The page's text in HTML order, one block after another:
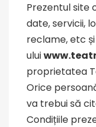
Prezentul site
date, servicii,
reclame, etc
ului
proprietatea
Orice
va trebui să
Condițiile